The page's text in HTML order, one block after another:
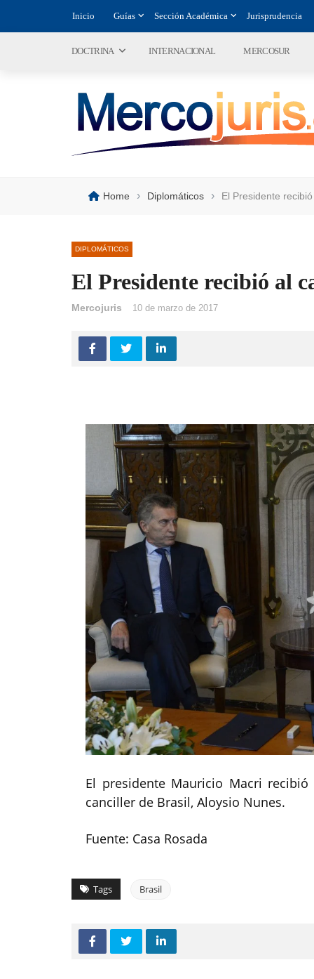
Inicio Guías Sección Académica Jurisprudencia
DOCTRINA INTERNACIONAL MERCOSUR
Home › Diplomáticos › El Presidente
DIPLOMÁTICOS
El Presidente recibió al
Mercojuris 10 de marzo de 2017
El presidente Mauricio Macri
canciller de Brasil, Aloysio Nunes.
Fuente: Casa Rosada
Tags Brasil